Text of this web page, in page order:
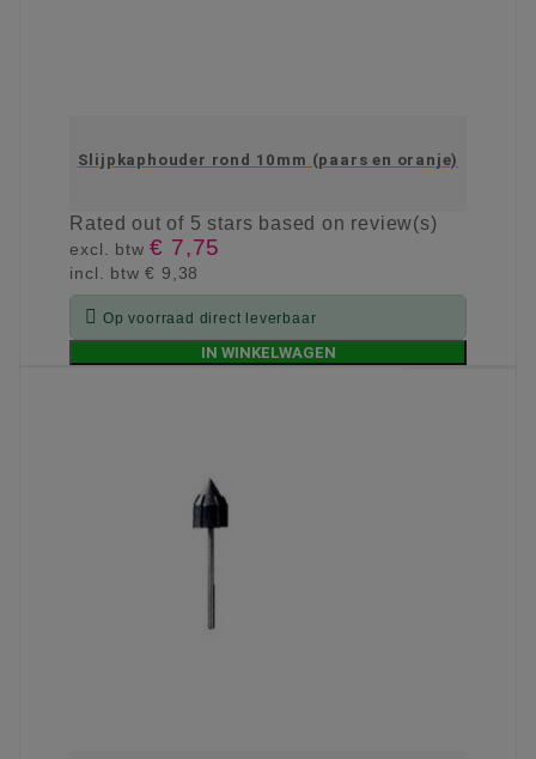
Slijpkaphouder rond 10mm (paars en oranje)
Ratedout of 5 stars based on review(s)
excl. btw€ 7,75
incl. btw€ 9,38
 Op voorraad direct leverbaar
IN WINKELWAGEN